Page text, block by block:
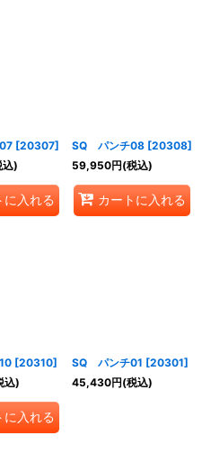
[20307]
込)
に入れる
SQ パンチ08 [20308]
59,950円(税込)
カートに入れる
[20310]
込)
に入れる
SQ パンチ01 [20301]
45,430円(税込)